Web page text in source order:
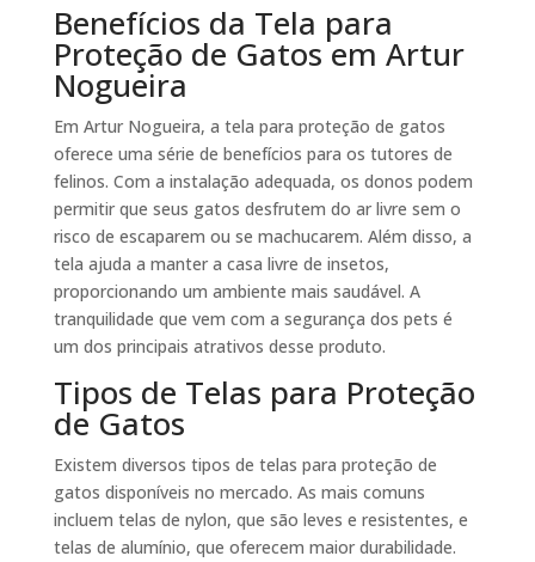
Benefícios da Tela para
Proteção de Gatos em Artur
Nogueira
Em Artur Nogueira, a tela para proteção de gatos
oferece uma série de benefícios para os tutores de
felinos. Com a instalação adequada, os donos podem
permitir que seus gatos desfrutem do ar livre sem o
risco de escaparem ou se machucarem. Além disso, a
tela ajuda a manter a casa livre de insetos,
proporcionando um ambiente mais saudável. A
tranquilidade que vem com a segurança dos pets é
um dos principais atrativos desse produto.
Tipos de Telas para Proteção
de Gatos
Existem diversos tipos de telas para proteção de
gatos disponíveis no mercado. As mais comuns
incluem telas de nylon, que são leves e resistentes, e
telas de alumínio, que oferecem maior durabilidade.